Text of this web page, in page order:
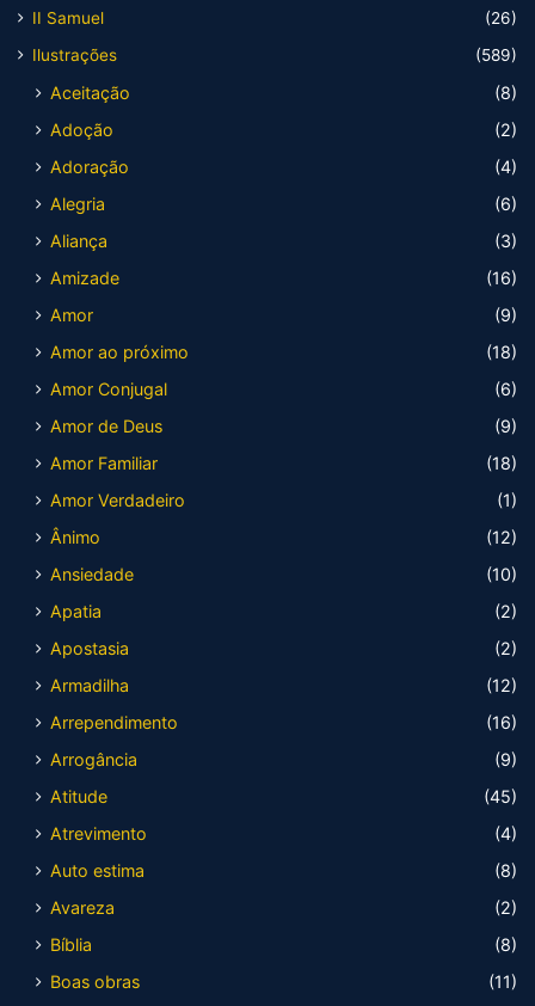
II Samuel
(26)
Ilustrações
(589)
Aceitação
(8)
Adoção
(2)
Adoração
(4)
Alegria
(6)
Aliança
(3)
Amizade
(16)
Amor
(9)
Amor ao próximo
(18)
Amor Conjugal
(6)
Amor de Deus
(9)
Amor Familiar
(18)
Amor Verdadeiro
(1)
Ânimo
(12)
Ansiedade
(10)
Apatia
(2)
Apostasia
(2)
Armadilha
(12)
Arrependimento
(16)
Arrogância
(9)
Atitude
(45)
Atrevimento
(4)
Auto estima
(8)
Avareza
(2)
Bíblia
(8)
Boas obras
(11)